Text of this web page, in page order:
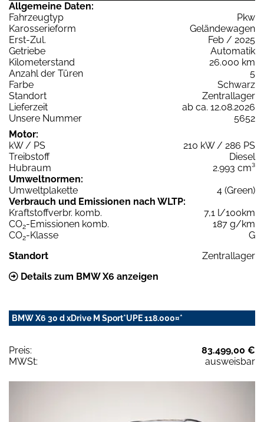
Allgemeine Daten:
Fahrzeugtyp
Pkw
Karosserieform
Geländewagen
Erst-Zul.
Feb / 2025
Getriebe
Automatik
Kilometerstand
26.000 km
Anzahl der Türen
5
Farbe
Schwarz
Standort
Zentrallager
Lieferzeit
ab ca. 12.08.2026
Unsere Nummer
5652
Motor:
kW / PS
210 kW / 286 PS
Treibstoff
Diesel
Hubraum
2.993 cm³
Umweltnormen:
Umweltplakette
4 (Green)
Verbrauch und Emissionen nach WLTP:
Kraftstoffverbr. komb.
7,1 l/100km
CO2-Emissionen komb.
187 g/km
CO2-Klasse
G
Standort
Zentrallager
Details zum BMW X6 anzeigen
BMW X6 30 d xDrive M Sport*UPE 118.000¤*
Preis:
83.499,00 €
MWSt:
ausweisbar